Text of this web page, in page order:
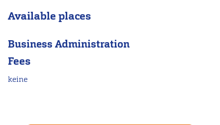
Available places
Business Administration
Fees
keine